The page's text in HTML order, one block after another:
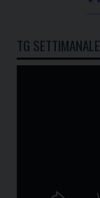
TG SETTIMANALE